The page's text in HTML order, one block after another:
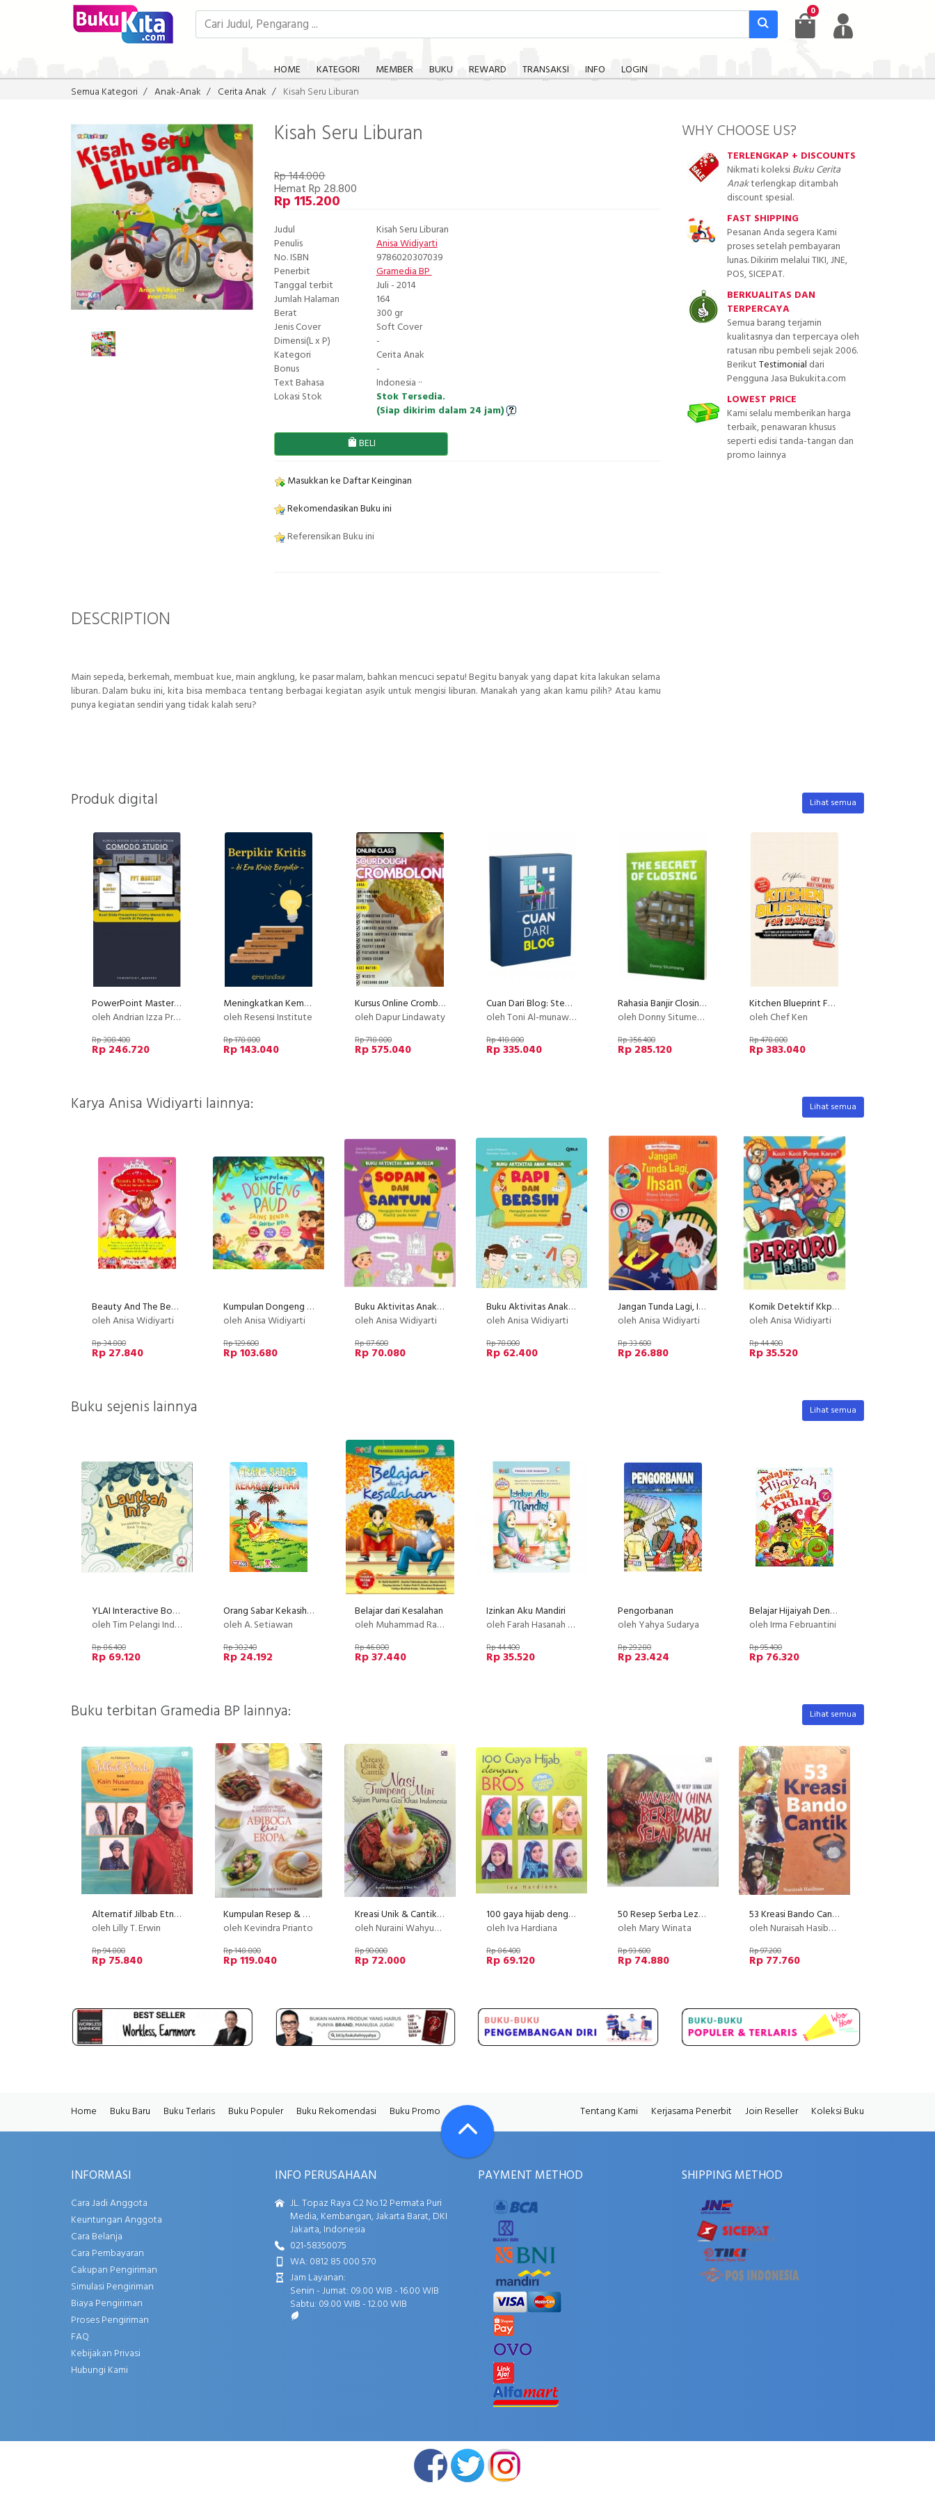
0
HOME KATEGORI MEMBER BUKU REWARD TRANSAKSI INFO
LOGIN
Semua Kategori
Anak-Anak Cerita Anak Kisah Seru Liburan
Kisah Seru Liburan
Rp 144.000
Hemat Rp 28.800
Rp 115.200
Judul
Kisah Seru Liburan
Penulis
Anisa Widiyarti
No. ISBN
9786020307039
Penerbit
Gramedia BP
Tanggal terbit
Juli - 2014
Jumlah Halaman
164
Berat
300 gr
Jenis Cover
Soft Cover
Dimensi(L x P)
-
Kategori
Cerita Anak
Bonus
-
Text Bahasa
Indonesia ··
Lokasi Stok
Stok Tersedia.
(Siap dikirim dalam 24 jam)
BELI
Masukkan ke Daftar Keinginan
Rekomendasikan Buku ini
Referensikan Buku ini
DESCRIPTION
Main sepeda, berkemah, membuat kue, main angklung, ke pasar malam, bahkan mencuci sepatu! Begitu banyak yang dapat kita lakukan selama
liburan. Dalam buku ini, kita bisa membaca tentang berbagai kegiatan asyik untuk mengisi liburan. Manakah yang akan kamu pilih? Atau kamu
punya kegiatan sendiri yang tidak kalah seru?
WHY CHOOSE US?
TERLENGKAP + DISCOUNTS
Nikmati koleksiBuku Cerita
Anakterlengkap ditambah
discount spesial.
FAST SHIPPING
Pesanan Anda segera Kami
proses setelah pembayaran
lunas. Dikirim melalui TIKI, JNE,
POS, SICEPAT.
BERKUALITAS DAN
TERPERCAYA
Semua barang terjamin
kualitasnya dan terpercaya oleh
ratusan ribu pembeli sejak 2006.
BerikutTestimonial dari
Pengguna Jasa Bukukita.com
LOWEST PRICE
Kami selalu memberikan harga
terbaik, penawaran khusus
seperti edisi tanda-tangan dan
promo lainnya
Produk digital Lihat semua
PowerPoint Mastery: Membuat Slide PowerPoint yang Menarik
oleh Andrian Izza Prayudhi
Rp 308.400
Rp 246.720
Meningkatkan Kemampuan Berpikir Kritis
oleh Resensi Institute
Rp 178.800
Rp 143.040
Kursus Online Cromboloni PU
oleh Dapur Lindawaty
Rp 718.800
Rp 575.040
Cuan Dari Blog: Step by Step Membuat Blog Profesional yang Menghasilkan Cuan
oleh Toni Al-munawwar
Rp 418.800
Rp 335.040
Rahasia Banjir Closing Setiap Hari
oleh Donny Situmeang
Rp 356.400
Rp 285.120
Kitchen Blueprint For Business : Setting Up Efficient Kitchen For Your Cafe or Restaurant Business
oleh Chef Ken
Rp 478.800
Rp 383.040
Karya Anisa Widiyarti lainnya: Lihat semua
Beauty And The Beast : Berburu Ramuan Penawar
oleh Anisa Widiyarti
Rp 34.800
Rp 27.840
Kumpulan Dongeng PAUD Sains Benda di Sekitar Kita
oleh Anisa Widiyarti
Rp 129.600
Rp 103.680
Buku Aktivitas Anak Muslim Sopan Dan Santun
oleh Anisa Widiyarti
Rp 87.600
Rp 70.080
Buku Aktivitas Anak Muslim : Rapi Dan Bersih
oleh Anisa Widiyarti
Rp 78.000
Rp 62.400
Jangan Tunda Lagi, Ihsan
oleh Anisa Widiyarti
Rp 33.600
Rp 26.880
Komik Detektif Kkpk: Berburu Hadiah (Fresh Stock)
oleh Anisa Widiyarti
Rp 44.400
Rp 35.520
Buku sejenis lainnya Lihat semua
YLAI Interactive Book - Lautkah Ini
oleh Tim Pelangi Indonesia
Rp 86.400
Rp 69.120
Orang Sabar Kekasih Tuhan
oleh A. Setiawan
Rp 30.240
Rp 24.192
Belajar dari Kesalahan
oleh Muhammad Rafid Nadhif Rizqullah, Kamila Fatimatuzzahro, Charisa Dwi Santika, Rasyiqa Annisa Thohira,
Rp 46.800
Rp 37.440
Izinkan Aku Mandiri
oleh Farah Hasanah Kristianto, Siti Atika Azzahrah, Nasywa Dellia Puteri, Zata Yumni Adania Tarisa Iskand
Rp 44.400
Rp 35.520
Pengorbanan
oleh Yahya Sudarya
Rp 29.280
Rp 23.424
Belajar Hijaiyah Dengan Kisah Akhlak
oleh Irma Februantini
Rp 95.400
Rp 76.320
Buku terbitan Gramedia BP lainnya: Lihat semua
Alternatif Jilbab Etnik dari Kain Nusantara (Disc 50%)
oleh Lilly T. Erwin
Rp 94.800
Rp 75.840
Kumpulan Resep & Metode Masak Adiboga Khas Eropa (Disc 50%)
oleh Kevindra Prianto
Rp 148.800
Rp 119.040
Kreasi Unik & Cantik Nasi Tumpeng Mini Sajian Purna Gizi Khas Indonesia (Disc 50%)
oleh Nuraini Wahyuningsih, Dewi Priyatni
Rp 90.000
Rp 72.000
100 gaya hijab dengan bros (Disc 50%)
oleh Iva Hardiana
Rp 86.400
Rp 69.120
50 Resep Serba Lezat: Masakan China Berbumbu Selai Buah (Disc 50%)
oleh Mary Winata
Rp 93.600
Rp 74.880
53 Kreasi Bando Cantik (Disc 50%)
oleh Nuraisah Hasibuan
Rp 97.200
Rp 77.760
Home Buku Baru Buku Terlaris Buku Populer Buku Rekomendasi Buku Promo Tentang Kami Kerjasama Penerbit Join Reseller Koleksi Buku
INFORMASI
Cara Jadi Anggota
Keuntungan Anggota
Cara Belanja
Cara Pembayaran
Cakupan Pengiriman
Simulasi Pengiriman
Biaya Pengiriman
Proses Pengiriman
FAQ
Kebijakan Privasi
Hubungi Kami
INFO PERUSAHAAN
JL. Topaz Raya C2 No.12 Permata Puri
Media, Kembangan, Jakarta Barat, DKI
Jakarta, Indonesia
021-58350075
WA: 0812 85 000 570
Jam Layanan:
Senin - Jumat: 09.00 WIB - 16.00 WIB
Sabtu: 09.00 WIB - 12.00 WIB
PAYMENT METHOD SHIPPING METHOD